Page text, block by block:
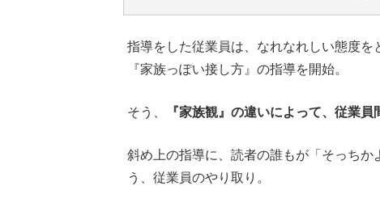
指導をした従業員は、なれなれしい態度
『家族っぽい接し方』の指導を開始。
そう、 『家族観』の違いによって、従業
斜め上の指導に、読者の誰もが「そっち
う、従業員のやり取り。